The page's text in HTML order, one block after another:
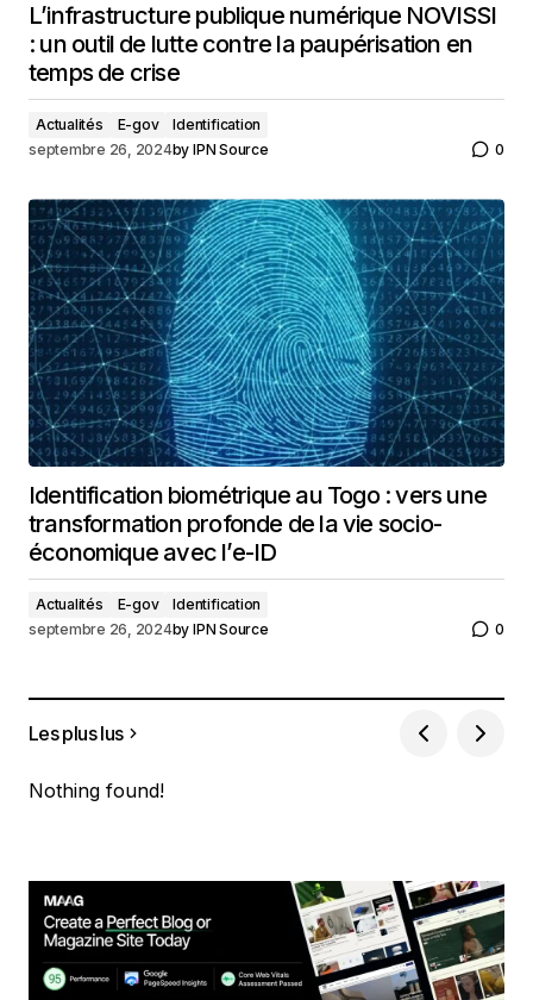
L’infrastructure publique numérique NOVISSI
: un outil de lutte contre la paupérisation en
temps de crise
Actualités E-gov
Identification
septembre 26, 2024by IPN Source 0
Identification biométrique au Togo : vers une
transformation profonde de la vie socio-
économique avec l’e-ID
Actualités E-gov
Identification
septembre 26, 2024by IPN Source 0
Les plus lus
Nothing found!